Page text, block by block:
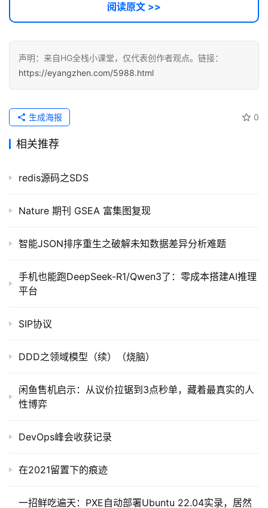
常
用
链
接
阅读原文 >>
声明：来自HG全栈小课堂，仅代表创作者观点。链接：
https://eyangzhen.com/5988.html
0
生成海报
相关推荐
redis源码之SDS
Nature 期刊 GSEA 富集图复现
智能JSON排序重生之破解未知数据差异分析难题
手机也能跑DeepSeek-R1/Qwen3了：零成本搭建AI推理
平台
SIP协议
DDD之领域模型（续）（烧脑）
闲鱼售机启示：从议价拉锯到3点秒单，藏着最真实的人
性博弈
DevOps峰会收获记录
在2021留置下的痕迹
一招鲜吃遍天：PXE自动部署Ubuntu 22.04实录，居然